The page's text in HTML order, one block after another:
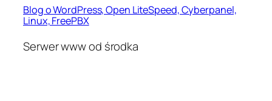
Blog o WordPress, Open LiteSpeed, Cyberpanel,
Linux, FreePBX
Serwer www od środka